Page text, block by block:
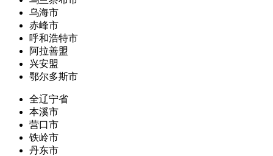
乌海市
赤峰市
呼和浩特市
阿拉善盟
兴安盟
鄂尔多斯市
全辽宁省
本溪市
营口市
铁岭市
丹东市